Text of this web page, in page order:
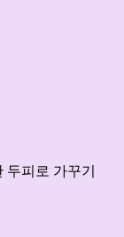
두피로 가꾸기